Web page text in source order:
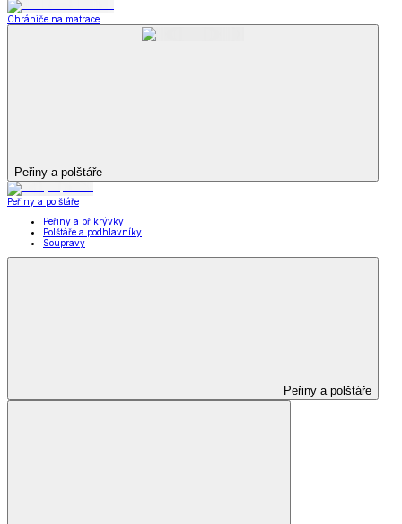
Chrániče na matrace
Peřiny a polštáře
Peřiny a polštáře
Peřiny a přikrývky
Polštáře a podhlavníky
Soupravy
Peřiny a polštáře